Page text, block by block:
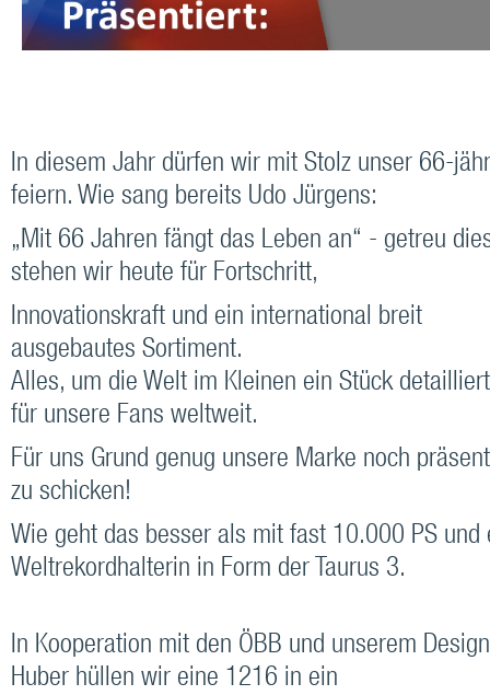
In diesem Jahr dürfen wir mit Stolz unser 66-
feiern. Wie sang bereits Udo Jürgens:
„Mit 66 Jahren fängt das Leben an“ - getreu
stehen wir heute für Fortschritt,
Innovationskraft und ein international breit
ausgebautes Sortiment.
Alles, um die Welt im Kleinen ein Stück
für unsere Fans weltweit.
Für uns Grund genug unsere Marke noch
zu schicken!
Wie geht das besser als mit fast 10.000 PS und
Weltrekordhalterin in Form der Taurus 3.
In Kooperation mit den ÖBB und unserem
Huber hüllen wir eine 1216 in ein